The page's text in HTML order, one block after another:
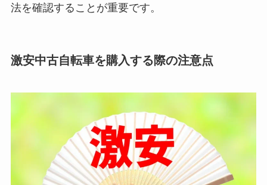
法を確認することが重要です。
激安中古自転車を購入する際の注意点